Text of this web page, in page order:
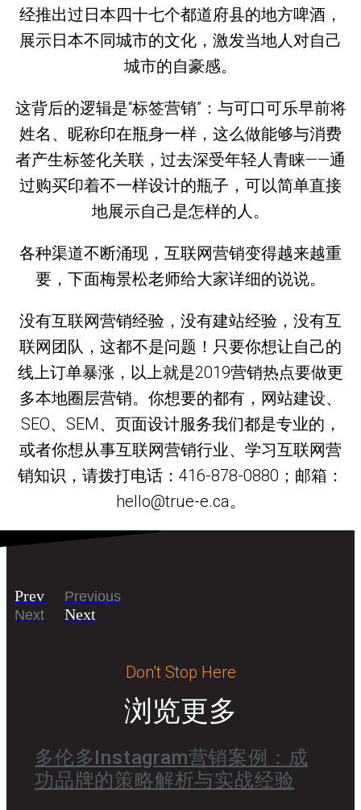
经推出过日本四十七个都道府县的地方啤酒，
展示日本不同城市的文化，激发当地人对自己
城市的自豪感。
这背后的逻辑是“标签营销”：与可口可乐早前将
姓名、昵称印在瓶身一样，这么做能够与消费
者产生标签化关联，过去深受年轻人青睐——通
过购买印着不一样设计的瓶子，可以简单直接
地展示自己是怎样的人。
各种渠道不断涌现，互联网营销变得越来越重
要，下面梅景松老师给大家详细的说说。
没有互联网营销经验，没有建站经验，没有互
联网团队，这都不是问题！只要你想让自己的
线上订单暴涨，以上就是2019营销热点要做更
多本地圈层营销。你想要的都有，网站建设、
SEO、SEM、页面设计服务我们都是专业的，
或者你想从事互联网营销行业、学习互联网营
销知识，请拨打电话：416-878-0880；邮箱：
hello@true-e.ca。
Prev
Previous
Next
Next
Don’t Stop Here
浏览更多
多伦多Instagram营销案例：成
功品牌的策略解析与实战经验